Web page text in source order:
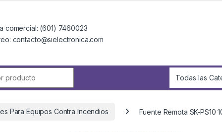
comercial: (601) 7460023
contacto@sielectronica.com
Para Equipos Contra Incendios Fuente Remota SK-PS10